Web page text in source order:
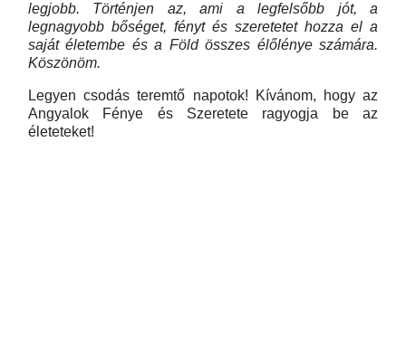
legjobb. Történjen az, ami a legfelsőbb jót, a
legnagyobb bőséget, fényt és szeretetet hozza el a
saját életembe és a Föld összes élőlénye számára.
Köszönöm.
Legyen csodás teremtő napotok! Kívánom, hogy az
Angyalok Fénye és Szeretete ragyogja be az
életeteket!